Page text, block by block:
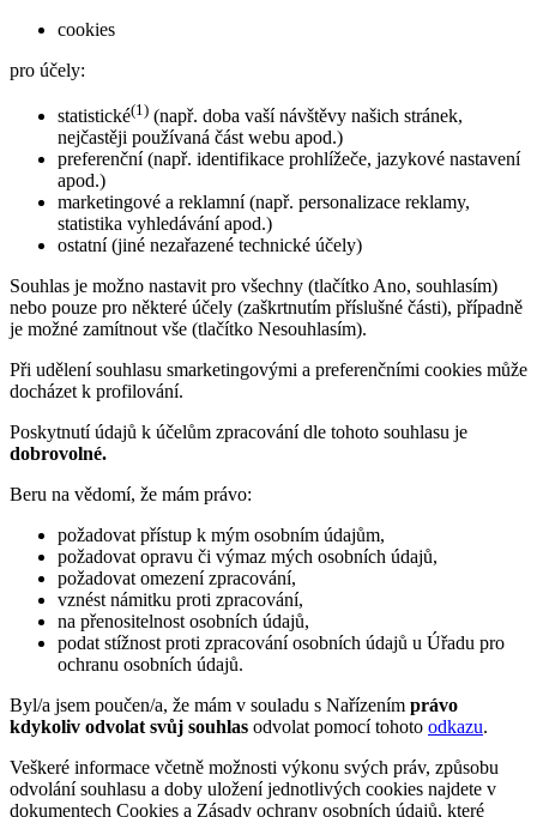
cookies
pro účely:
statistické(1) (např. doba vaší návštěvy našich stránek,
nejčastěji používaná část webu apod.)
preferenční (např. identifikace prohlížeče, jazykové nastavení
apod.)
marketingové a reklamní (např. personalizace reklamy,
statistika vyhledávání apod.)
ostatní (jiné nezařazené technické účely)
Souhlas je možno nastavit pro všechny (tlačítko Ano, souhlasím)
nebo pouze pro některé účely (zaškrtnutím příslušné části), případně
je možné zamítnout vše (tlačítko Nesouhlasím).
Při udělení souhlasu smarketingovými a preferenčními cookies může
docházet k profilování.
Poskytnutí údajů k účelům zpracování dle tohoto souhlasu je
dobrovolné.
Beru na vědomí, že mám právo:
požadovat přístup k mým osobním údajům,
požadovat opravu či výmaz mých osobních údajů,
požadovat omezení zpracování,
vznést námitku proti zpracování,
na přenositelnost osobních údajů,
podat stížnost proti zpracování osobních údajů u Úřadu pro
ochranu osobních údajů.
Byl/a jsem poučen/a, že mám v souladu s Nařízením právo
kdykoliv odvolat svůj souhlas odvolat pomocí tohoto odkazu.
Veškeré informace včetně možnosti výkonu svých práv, způsobu
odvolání souhlasu a doby uložení jednotlivých cookies najdete v
dokumentech Cookies a Zásady ochrany osobních údajů, které